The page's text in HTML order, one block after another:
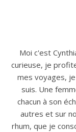
Moi c'est
curieuse, je
mes voyages,
suis. Une
chacun à son
autres et sur
rhum, que je